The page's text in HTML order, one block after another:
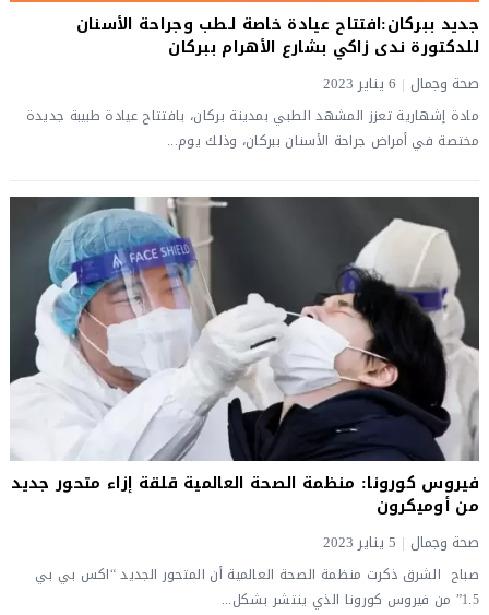
جديد ببركان:افتتاح عيادة خاصة لـطب وجراحة الأسنان
للدكتورة ندى زاكي بشارع الأهرام ببركان
صحة وجمال 6 يناير 2023
مادة إشهارية تعزز المشهد الطبي بمدينة بركان، بافتتاح عيادة طبيبة جديدة
مختصة في أمراض جراحة الأسنان ببركان، وذلك يوم...
فيروس كورونا: منظمة الصحة العالمية قلقة إزاء متحور جديد
من أوميكرون
صحة وجمال 5 يناير 2023
صباح الشرق ذكرت منظمة الصحة العالمية أن المتحور الجديد “اكس بي بي
1.5” من فيروس كورونا الذي ينتشر بشكل...